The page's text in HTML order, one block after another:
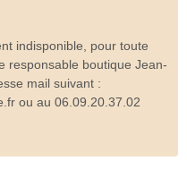
indisponible, pour toute
responsable boutique Jean-
mail suivant :
ou au 06.09.20.37.02